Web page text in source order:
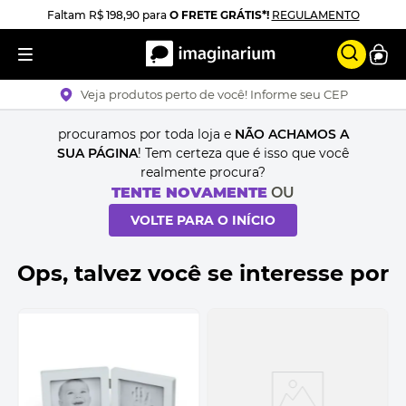
Faltam R$ 198,90paraO FRETE GRÁTIS*! REGULAMENTO
Veja produtos perto de você! Informe seu CEP
procuramos por toda loja e NÃO ACHAMOS A
SUA PÁGINA! Tem certeza que é isso que você
realmente procura?
TENTE NOVAMENTE OU
VOLTE PARA O INÍCIO
Ops, talvez você se interesse por